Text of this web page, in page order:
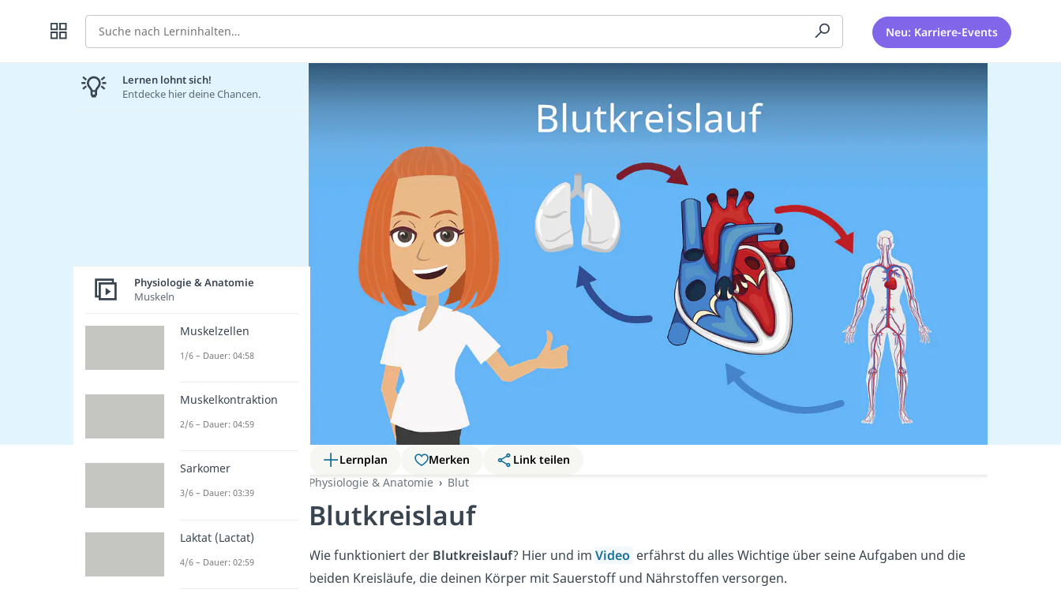
Suche Neu: Karriere-Events
Lernplan Merken
Link teilen
Physiologie & Anatomie
Blut
Blutkreislauf
Wie funktioniert der Blutkreislauf? Hier und im Video erfährst du alles Wichtige über seine Aufgaben und die
beiden Kreisläufe, die deinen Körper mit Sauerstoff und Nährstoffen versorgen.
Lernen lohnt sich!
Entdecke hier deine Chancen.
Physiologie & Anatomie
Muskeln
Muskelzellen
1/6 – Dauer: 04:58
Muskelkontraktion
2/6 – Dauer: 04:59
Sarkomer
3/6 – Dauer: 03:39
Laktat (Lactat)
4/6 – Dauer: 02:59